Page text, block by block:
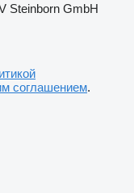
Steinborn GmbH
соглашением.